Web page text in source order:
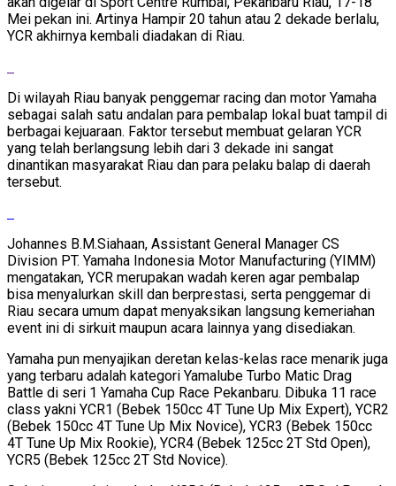
Mei pekan ini. Artinya Hampir 20 tahun atau 2 dekade berlalu,
YCR akhirnya kembali diadakan di Riau.
Di wilayah Riau banyak penggemar racing dan motor Yamaha
sebagai salah satu andalan para pembalap lokal buat tampil di
berbagai kejuaraan. Faktor tersebut membuat gelaran YCR
yang telah berlangsung lebih dari 3 dekade ini sangat
dinantikan masyarakat Riau dan para pelaku balap di daerah
tersebut.
Johannes B.M.Siahaan, Assistant General Manager CS
Division PT. Yamaha Indonesia Motor Manufacturing (YIMM)
mengatakan, YCR merupakan wadah keren agar pembalap
bisa menyalurkan skill dan berprestasi, serta penggemar di
Riau secara umum dapat menyaksikan langsung kemeriahan
event ini di sirkuit maupun acara lainnya yang disediakan.
Yamaha pun menyajikan deretan kelas-kelas race menarik juga
yang terbaru adalah kategori Yamalube Turbo Matic Drag
Battle di seri 1 Yamaha Cup Race Pekanbaru. Dibuka 11 race
class yakni YCR1 (Bebek 150cc 4T Tune Up Mix Expert), YCR2
(Bebek 150cc 4T Tune Up Mix Novice), YCR3 (Bebek 150cc
4T Tune Up Mix Rookie), YCR4 (Bebek 125cc 2T Std Open),
YCR5 (Bebek 125cc 2T Std Novice).